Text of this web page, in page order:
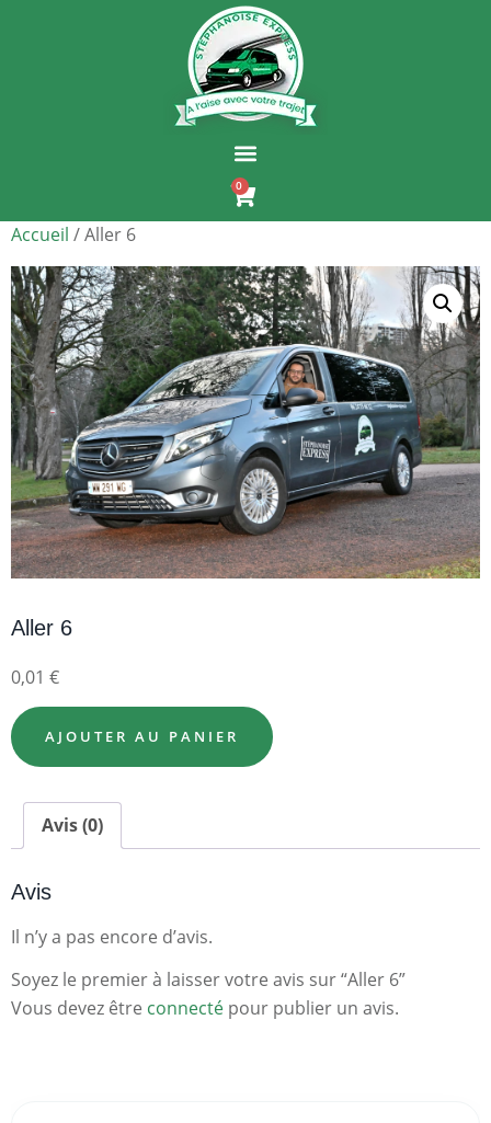
0
Accueil / Aller 6
Aller 6
0,01 €
AJOUTER AU PANIER
Avis (0)
Avis
Il n’y a pas encore d’avis.
Soyez le premier à laisser votre avis sur “Aller 6”
Vous devez être connecté pour publier un avis.